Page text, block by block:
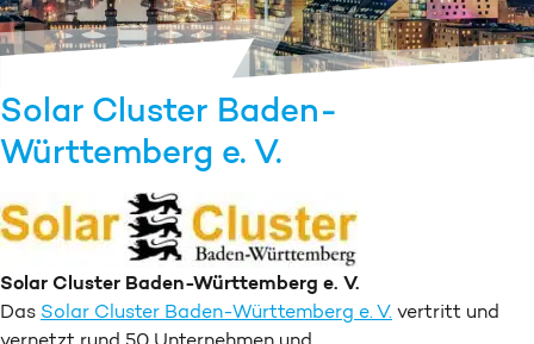
Solar Cluster Baden-
Württemberg e. V.
Solar Cluster Baden-Württemberg e. V.
Das Solar Cluster Baden-Württemberg e. V. vertritt und